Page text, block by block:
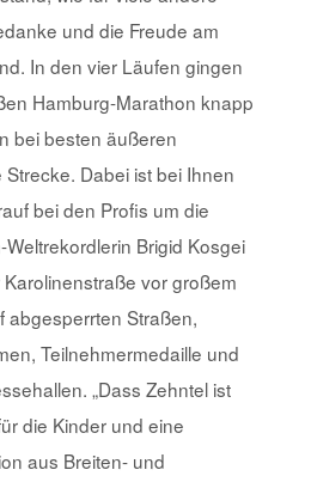
und die Freude am
In den vier Läufen gingen
Hamburg-Marathon knapp
bei besten äußeren
Dabei ist bei Ihnen
bei den Profis um die
Brigid Kosgei
vor großem
abgesperrten Straßen,
Teilnehmermedaille und
„Dass Zehntel ist
die Kinder und eine
aus Breiten- und